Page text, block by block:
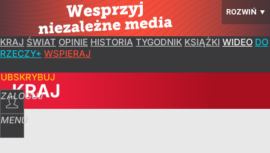
ROZWIŃ ▼
KRAJ ŚWIAT OPINIE HISTORIA TYGODNIK KSIĄŻKI WIDEO DO
RZECZY+ WSPIERAJ
ZALOGUJ
MENU
KRAJ